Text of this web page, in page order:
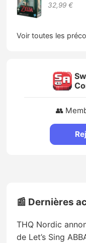
32,99 €
Voir toutes les
👥
📰 Dernières
THQ Nordic
de Let’s Sing